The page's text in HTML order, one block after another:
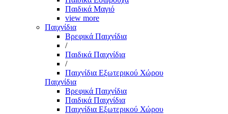
Παιδικά Μαγιό
view more
Παιχνίδια
Βρεφικά Παιχνίδια
/
Παιδικά Παιχνίδια
/
Παιχνίδια Εξωτερικού Χώρου
Παιχνίδια
Βρεφικά Παιχνίδια
Παιδικά Παιχνίδια
Παιχνίδια Εξωτερικού Χώρου